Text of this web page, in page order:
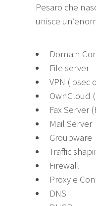
Pesaro che
unisce
Domain
File server
VPN (ipsec
OwnCloud
Fax Server
Mail Server
Groupware
Traffic
Firewall
Proxy e
DNS